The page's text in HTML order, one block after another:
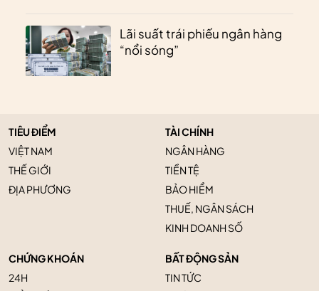
Lãi suất trái phiếu ngân hàng
“nổi sóng”
TIÊU ĐIỂM
VIỆT NAM
THẾ GIỚI
ĐỊA PHƯƠNG
TÀI CHÍNH
NGÂN HÀNG
TIỀN TỆ
BẢO HIỂM
THUẾ, NGÂN SÁCH
KINH DOANH SỐ
CHỨNG KHOÁN
24H
BẤT ĐỘNG SẢN
TIN TỨC